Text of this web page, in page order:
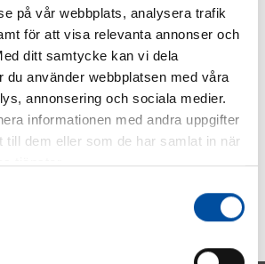
på vår webbplats, analysera trafik
för att visa relevanta annonser och
ditt samtycke kan vi dela
du använder webbplatsen med våra
annonsering och sociala medier.
informationen med andra uppgifter
till dem eller som de har samlat in när
tjänster.